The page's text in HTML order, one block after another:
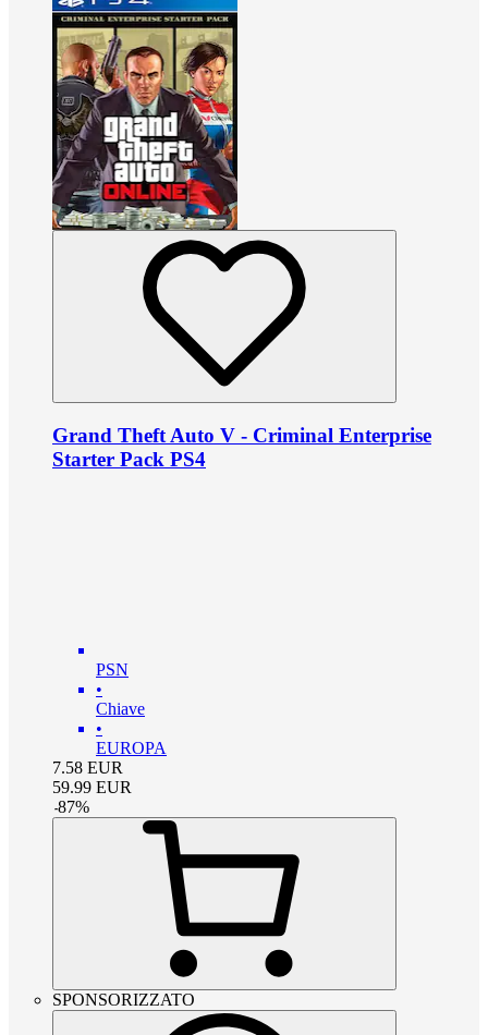
Grand Theft Auto V - Criminal Enterprise
Starter Pack PS4
PSN
•
Chiave
•
EUROPA
7.58 EUR
59.99 EUR
-87%
SPONSORIZZATO